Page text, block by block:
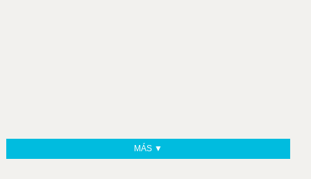
MÁS ▼